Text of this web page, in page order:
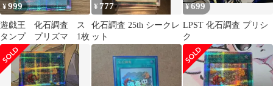
¥999
遊戯王 化石調査 ス
タンプ プリズマ 1枚
¥ 777
化石調査 25th シークレ
ット
¥699
LPST 化石調査 プリシ
ク